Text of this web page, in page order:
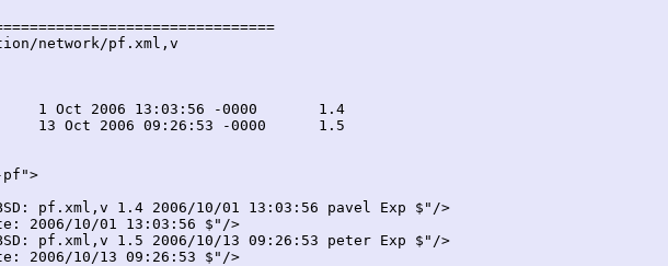
network/pf.xml,v
pf">
pf.xml,v 1.4 2006/10/01 13:03:56 pavel Exp $"/>
2006/10/01 13:03:56 $"/>
pf.xml,v 1.5 2006/10/13 09:26:53 peter Exp $"/>
2006/10/13 09:26:53 $"/>